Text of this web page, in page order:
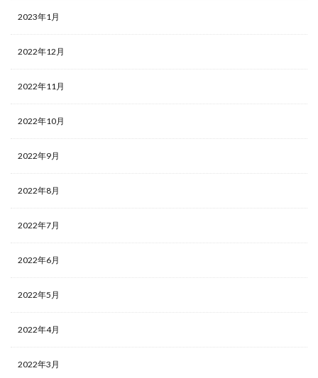
2023年1月
2022年12月
2022年11月
2022年10月
2022年9月
2022年8月
2022年7月
2022年6月
2022年5月
2022年4月
2022年3月